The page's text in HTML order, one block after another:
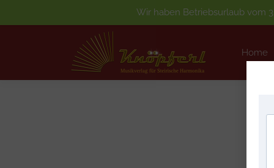
Home
Wir haben Betriebsurlaub vom